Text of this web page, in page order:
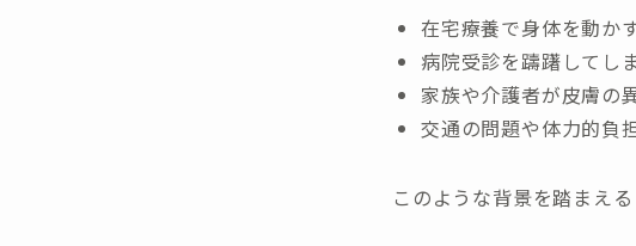
在宅療養で身体を動か
病院受診を躊躇してし
家族や介護者が皮膚の
交通の問題や体力的負
このような背景を踏まえ